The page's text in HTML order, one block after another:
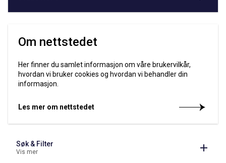
Om nettstedet
Her finner du samlet informasjon om våre brukervilkår,
hvordan vi bruker cookies og hvordan vi behandler din
informasjon.
Les mer om nettstedet
Søk & Filter
Vis mer